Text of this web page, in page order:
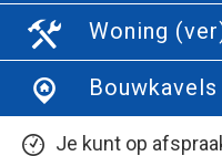
Woning
Je kunt op